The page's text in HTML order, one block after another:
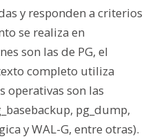
y responden a criterios
se realiza en
son las de PG, el
completo utiliza
operativas son las
pg_dump,
y WAL-G, entre otras).